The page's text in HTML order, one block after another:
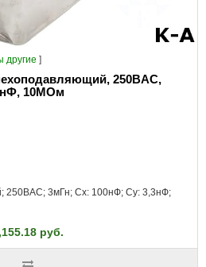
другие ]
250ВAC,
10МОм
250ВAC; 3мГн; Cx: 100нФ; Cy: 3,3нФ;
руб.